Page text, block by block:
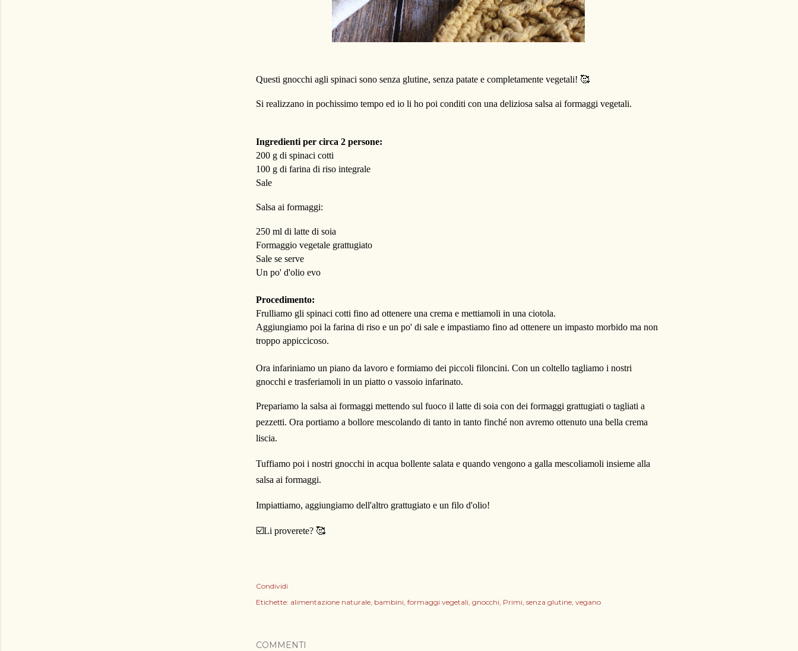
Questi gnocchi agli spinaci sono senza glutine, senza patate e completamente vegetali! 🥰
Si realizzano in pochissimo tempo ed io li ho poi conditi con una deliziosa salsa ai formaggi vegetali.
Ingredienti per circa 2 persone:
200 g di spinaci cotti
100 g di farina di riso integrale
Sale
Salsa ai formaggi:
250 ml di latte di soia
Formaggio vegetale grattugiato
Sale se serve
Un po' d'olio evo
Procedimento:
Frulliamo gli spinaci cotti fino ad ottenere una crema e mettiamoli in una ciotola.
Aggiungiamo poi la farina di riso e un po' di sale e impastiamo fino ad ottenere un impasto morbido ma non
troppo appiccicoso.
Ora infariniamo un piano da lavoro e formiamo dei piccoli filoncini. Con un coltello tagliamo i nostri
gnocchi e trasferiamoli in un piatto o vassoio infarinato.
Prepariamo la salsa ai formaggi mettendo sul fuoco il latte di soia con dei formaggi grattugiati o tagliati a
pezzetti. Ora portiamo a bollore mescolando di tanto in tanto finché non avremo ottenuto una bella crema
liscia.
Tuffiamo poi i nostri gnocchi in acqua bollente salata e quando vengono a galla mescoliamoli insieme alla
salsa ai formaggi.
Impiattiamo, aggiungiamo dell'altro grattugiato e un filo d'olio!
☑️Li proverete? 🥰
Condividi
Etichette: alimentazione naturale bambini formaggi vegetali gnocchi Primi senza glutine vegano
COMMENTI